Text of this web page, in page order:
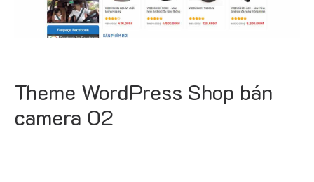
Theme WordPress Shop bán
camera 02